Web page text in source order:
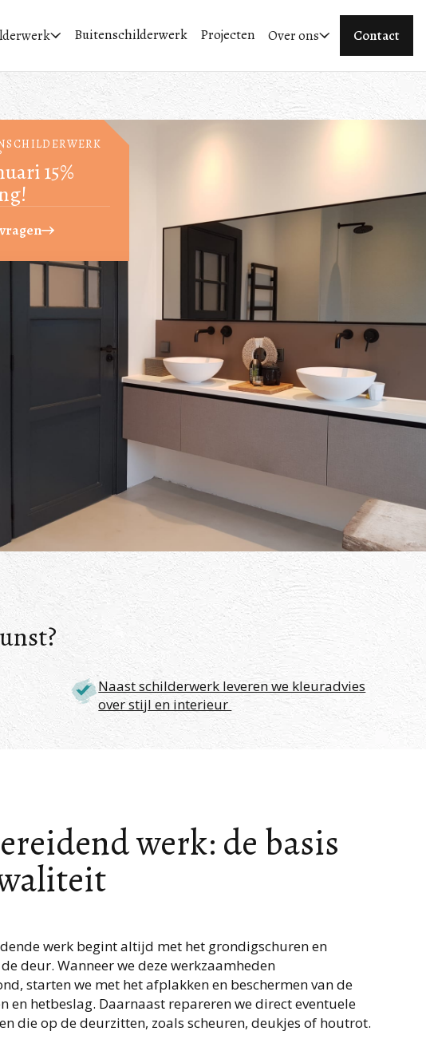
Buitenschilderwerk Projecten Over ons Contact
15%
Naast schilderwerk leveren we kleuradvies
over stijl en interieur
werk: de basis
werk begint altijd met het grondigschuren en
deur. Wanneer we deze werkzaamheden
starten we met het afplakken en beschermen van de
en hetbeslag. Daarnaast repareren we direct eventuele
die op de deurzitten, zoals scheuren, deukjes of houtrot.